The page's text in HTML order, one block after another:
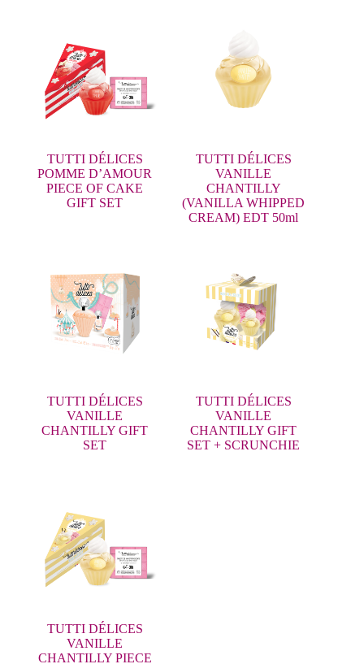
TUTTI DÉLICES
POMME D’AMOUR
PIECE OF CAKE
GIFT SET
TUTTI DÉLICES
VANILLE
CHANTILLY
(VANILLA WHIPPED
CREAM) EDT 50ml
TUTTI DÉLICES
VANILLE
CHANTILLY GIFT
SET
TUTTI DÉLICES
VANILLE
CHANTILLY GIFT
SET + SCRUNCHIE
TUTTI DÉLICES
VANILLE
CHANTILLY PIECE